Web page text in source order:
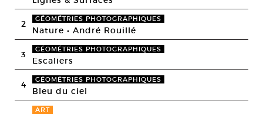
2 GÉOMÉTRIES PHOTOGRAPHIQUES
Nature • André Rouillé
3 GÉOMÉTRIES PHOTOGRAPHIQUES
Escaliers
4 GÉOMÉTRIES PHOTOGRAPHIQUES
Bleu du ciel
ART